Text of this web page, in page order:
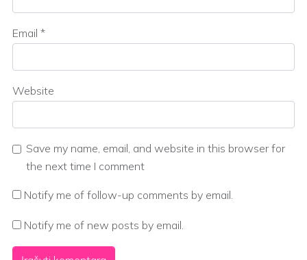
Email *
Website
Save my name, email, and website in this browser for
the next time I comment
Notify me of follow-up comments by email.
Notify me of new posts by email.